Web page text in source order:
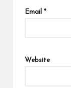
Email *
Website